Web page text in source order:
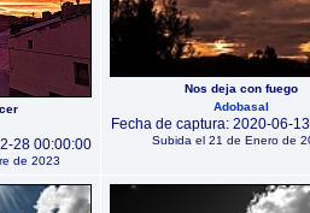
28 00:00:00
de 2023
Nos deja con fuego
Adobasal
Fecha de captura: 2020-06-
Subida el 21 de Enero de